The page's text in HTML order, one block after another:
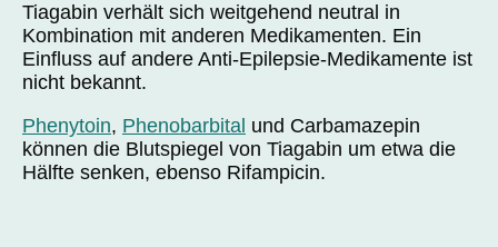
Tiagabin verhält sich weitgehend neutral in
Kombination mit anderen Medikamenten. Ein
Einfluss auf andere Anti-Epilepsie-Medikamente ist
nicht bekannt.
Phenytoin, Phenobarbital und Carbamazepin
können die Blutspiegel von Tiagabin um etwa die
Hälfte senken, ebenso Rifampicin.